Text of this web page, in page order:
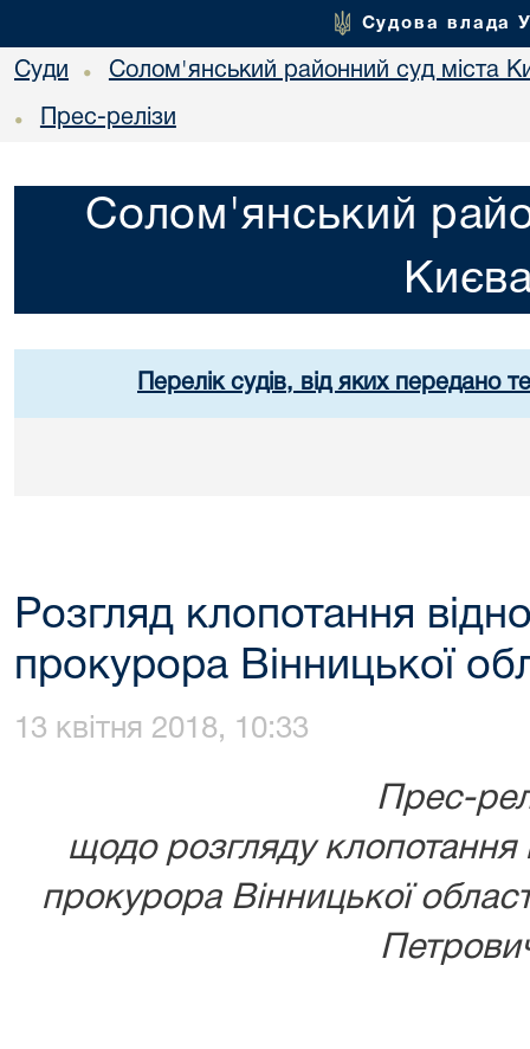
Судова влада
Суди • Солом'янський районний суд міста
• Прес-релізи
Солом'янський
Перелік судів, від яких передано
Розгляд клопотання
прокурора Вінницької
13 квітня 2018, 10:33
Прес-
щодо розгляду клопотання
прокурора Вінницької